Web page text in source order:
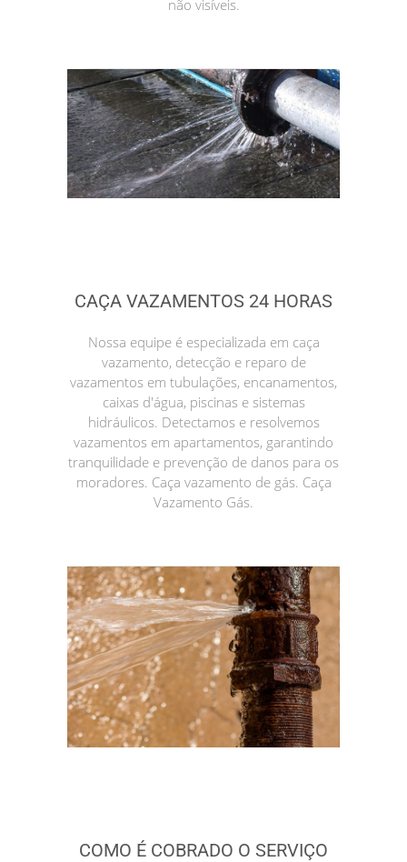
não visíveis.
CAÇA VAZAMENTOS 24 HORAS
Nossa equipe é especializada em caça
vazamento, detecção e reparo de
vazamentos em tubulações, encanamentos,
caixas d'água, piscinas e sistemas
hidráulicos. Detectamos e resolvemos
vazamentos em apartamentos, garantindo
tranquilidade e prevenção de danos para os
moradores. Caça vazamento de gás. Caça
Vazamento Gás.
COMO É COBRADO O SERVIÇO